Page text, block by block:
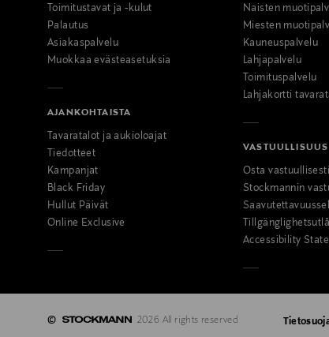
Toimitustavat ja -kulut
Palautus
Asiakaspalvelu
Muokkaa evästeasetuksia
AJANKOHTAISTA
Tavaratalot ja aukioloajat
Tiedotteet
Kampanjat
Black Friday
Hullut Päivät
Online Exclusive
Naisten
Miesten
Kauneuspalvelu
Lahjapalvelu
Toimituspalvelu
Lahjakortti
VASTUULLISUUS
Osta vastuullisesti
Stockmannin
Accessibility
© 2026 All rights reserved